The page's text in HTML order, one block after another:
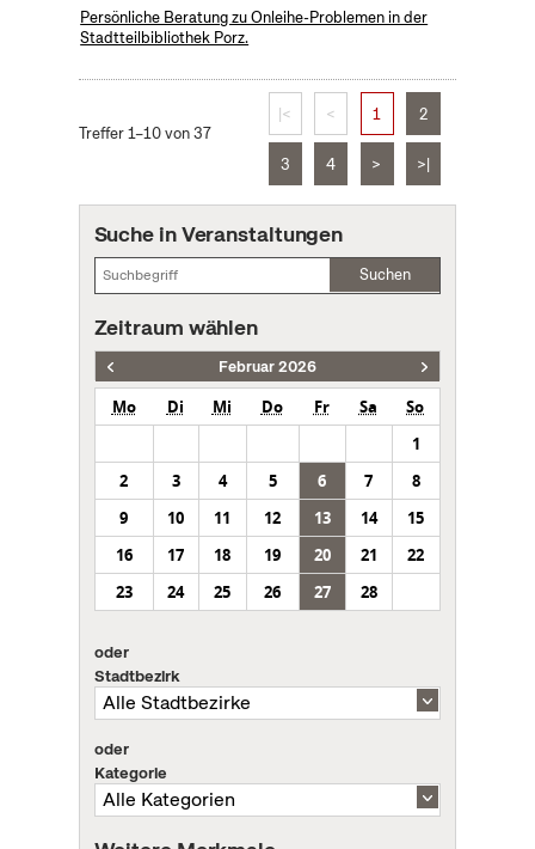
Persönliche Beratung zu Onleihe-Problemen in der
Stadtteilbibliothek Porz.
Treffer 1–10 von 37
|< < 1 2
3 4 > >|
Suche in Veranstaltungen
Suchen
Zeitraum wählen
Februar 2026
Mo Di Mi Do Fr Sa
So
1
2
3 4 5 6 7
8
9
10 11 12 13 14
15
16
17 18 19 20 21
22
23
24 25 26 27 28
oder
Stadtbezirk
oder
Kategorie